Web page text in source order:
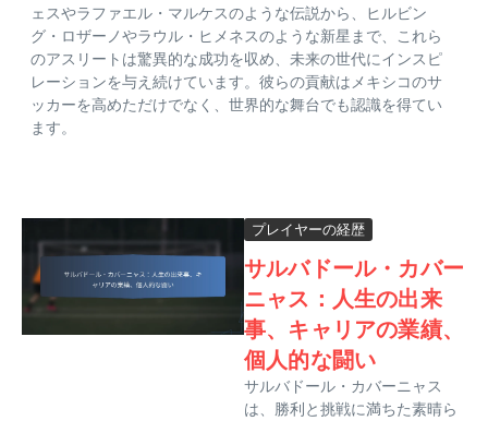
ェスやラファエル・マルケスのような伝説から、ヒルビン
グ・ロザーノやラウル・ヒメネスのような新星まで、これら
のアスリートは驚異的な成功を収め、未来の世代にインスピ
レーションを与え続けています。彼らの貢献はメキシコのサ
ッカーを高めただけでなく、世界的な舞台でも認識を得てい
ます。
プレイヤーの経歴
サルバドール・カバー
ニャス：人生の出来
事、キャリアの業績、
個人的な闘い
サルバドール・カバーニャス
は、勝利と挑戦に満ちた素晴ら